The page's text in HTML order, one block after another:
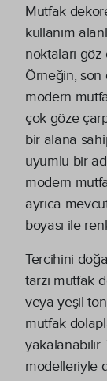
Mutfak
kullanım
noktaları
Örneğin, son
modern
çok göze
bir alana
uyumlu bir
modern
ayrıca
boyası ile
Tercihini
tarzı mutfak
veya yeşil
mutfak
modelleriyle